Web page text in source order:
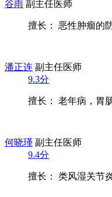
谷雨 副主任医师
擅长： 恶性肿瘤的
潘正连 副主任医师
9.3分
擅长： 老年病，胃
何晓瑾 副主任医师
9.4分
擅长： 类风湿关节